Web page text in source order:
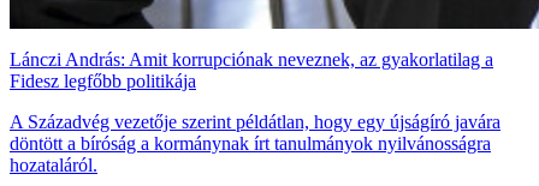
Lánczi András: Amit korrupciónak neveznek, az gyakorlatilag a
Fidesz legfőbb politikája
A Századvég vezetője szerint példátlan, hogy egy újságíró javára
döntött a bíróság a kormánynak írt tanulmányok nyilvánosságra
hozataláról.